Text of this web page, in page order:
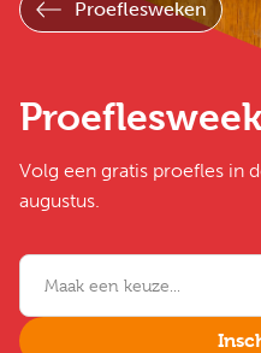
Proeflesweken
Volg een gratis proefles in
augustus.